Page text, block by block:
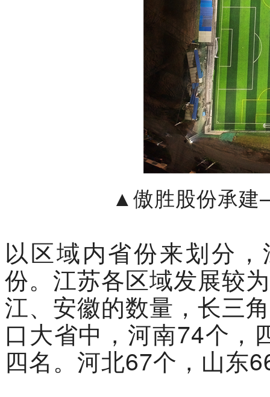
▲傲胜股份承
以区域内省份来划分
份。江苏各区域发展较
江、安徽的数量，长三
口大省中，河南74个，
四名。河北67个，山东